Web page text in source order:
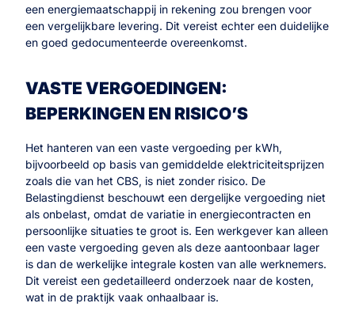
een energiemaatschappij in rekening zou brengen voor
een vergelijkbare levering. Dit vereist echter een duidelijke
en goed gedocumenteerde overeenkomst.
VASTE VERGOEDINGEN:
BEPERKINGEN EN RISICO’S
Het hanteren van een vaste vergoeding per kWh,
bijvoorbeeld op basis van gemiddelde elektriciteitsprijzen
zoals die van het CBS, is niet zonder risico. De
Belastingdienst beschouwt een dergelijke vergoeding niet
als onbelast, omdat de variatie in energiecontracten en
persoonlijke situaties te groot is. Een werkgever kan alleen
een vaste vergoeding geven als deze aantoonbaar lager
is dan de werkelijke integrale kosten van alle werknemers.
Dit vereist een gedetailleerd onderzoek naar de kosten,
wat in de praktijk vaak onhaalbaar is.